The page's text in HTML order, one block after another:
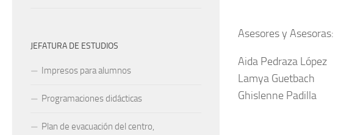
Asesores y Asesoras:
Aida Pedraza López
Lamya Guetbach
Ghislenne Padilla
JEFATURA DE ESTUDIOS
Impresos para alumnos
Programaciones didácticas
Plan de evacuación del centro,